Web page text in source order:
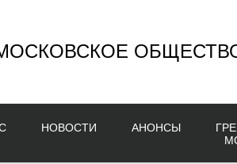
НОВОСТИ AНОНСЫ